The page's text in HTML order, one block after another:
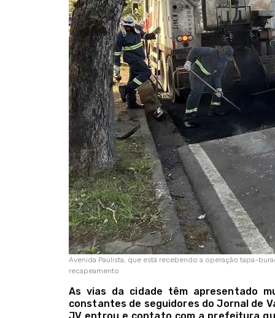
Avenida Paulista, que está recebendo a operação tapa-
recapeamento
As vias da cidade têm apresentado
constantes de seguidores do Jornal de